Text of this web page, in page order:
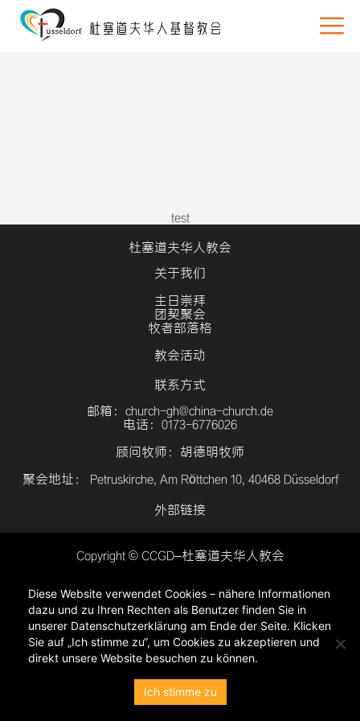
test
杜塞道夫华人教会
关于我们
主日崇拜
团契聚会
牧者部落格
教会活动
联系方式
邮箱：church-gh@china-church.de
电话：0173-6776026
顾问牧师：胡德明牧师
聚会地址： Petruskirche, Am Röttchen 10, 40468 Düsseldorf
外部链接
Copyright © CCGD–杜塞道夫华人教会
隐私政策
Diese Website verwendet Cookies – nähere Informationen
dazu und zu Ihren Rechten als Benutzer finden Sie in
unserer Datenschutzerklärung am Ende der Seite. Klicken
Sie auf „Ich stimme zu“, um Cookies zu akzeptieren und
direkt unsere Website besuchen zu können.
Ich stimme zu